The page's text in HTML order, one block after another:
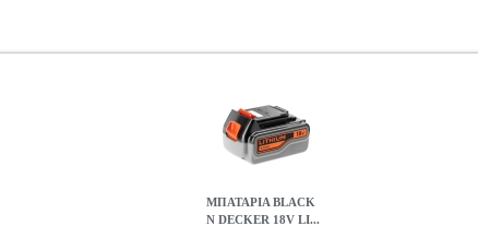
ΜΠΑΤΑΡΙΑ BLACK
N DECKER 18V LI...